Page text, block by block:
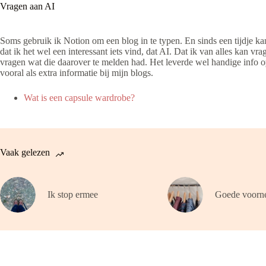
Vragen aan AI
Soms gebruik ik Notion om een blog in te typen. En sinds een tijdje
dat ik het wel een interessant iets vind, dat AI. Dat ik van alles kan
vragen wat die daarover te melden had. Het leverde wel handige
vooral als extra informatie bij mijn blogs.
Wat is een capsule wardrobe?
Vaak gelezen
Ik stop ermee Goede